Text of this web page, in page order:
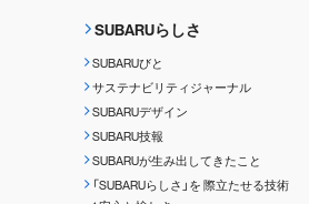
SUBARUらしさ
SUBARUびと
サステナビリティジャーナル
SUBARUデザイン
SUBARU技報
SUBARUが生み出してきたこと
「SUBARUらしさ」を 際立たせる技術